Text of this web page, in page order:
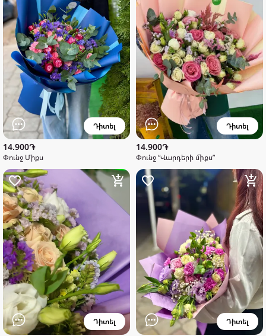
Դիտել
14.900֏
Փունջ Միքս
Դիտել
14.900֏
Փունջ “Վարդերի միքս”
Դիտել Դիտել